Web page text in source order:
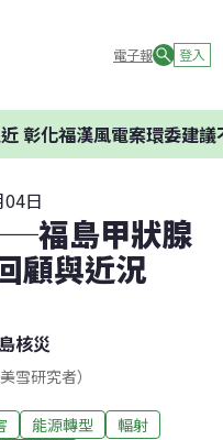
電子報 登入
福漢風電案環委建議不應
日
福島甲狀腺
顧與近況
核災
雪研究者）
能源轉型
輻射